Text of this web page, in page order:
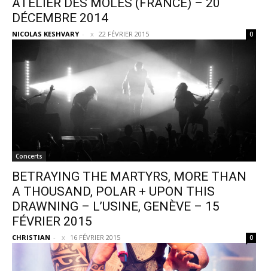
ATELIER DES MOLES (FRANCE) – 20
DÉCEMBRE 2014
NICOLAS KESHVARY - 22 FÉVRIER 2015 0
Concerts
BETRAYING THE MARTYRS, MORE THAN
A THOUSAND, POLAR + UPON THIS
DRAWNING – L’USINE, GENÈVE – 15
FÉVRIER 2015
CHRISTIAN - 16 FÉVRIER 2015 0